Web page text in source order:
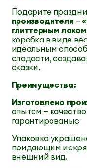
Подарите
производителя —
глиттерным лаком
коробка в виде
идеальным
сладости,
сказки.
Преимущества:
Изготовлено
опытом —
гарантированыс
Упаковка
придающим
внешний вид.